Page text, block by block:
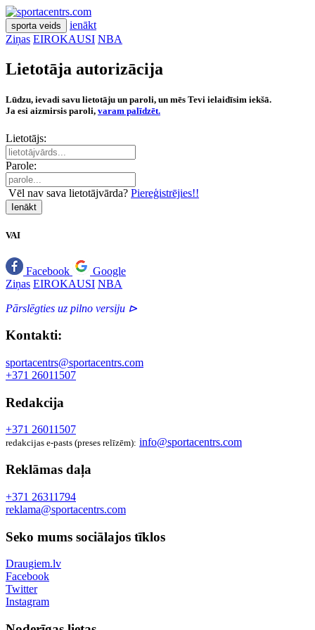
sporta veids
ienākt
Ziņas EIROKAUSI NBA
Lietotāja autorizācija
Lūdzu, ievadi savu lietotāju un paroli, un mēs Tevi ielaidīsim iekšā.
Ja esi aizmirsis paroli, varam palīdzēt.
Lietotājs:
Parole:
Vēl nav sava lietotājvārda? Piereģistrējies!!
Ienākt
VAI
Facebook
Google
Ziņas EIROKAUSI NBA
Pārslēgties uz pilno versiju ⊳
Kontakti:
sportacentrs@sportacentrs.com
+371 26011507
Redakcija
+371 26011507
redakcijas e-pasts (preses relīzēm): info@sportacentrs.com
Reklāmas daļa
+371 26311794
reklama@sportacentrs.com
Seko mums sociālajos tīklos
Draugiem.lv
Facebook
Twitter
Instagram